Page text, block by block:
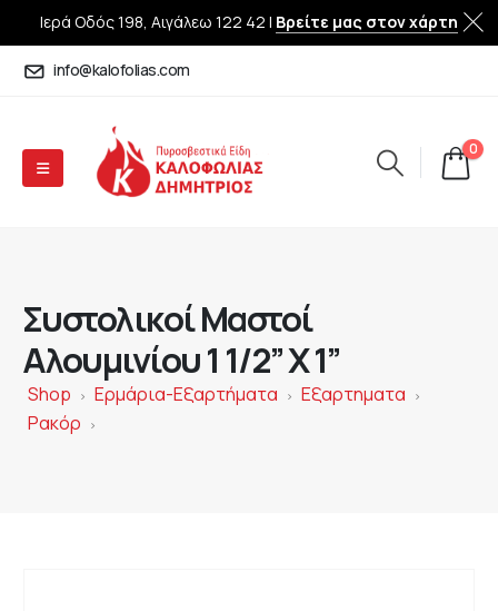
Ιερά Οδός 198, Αιγάλεω 122 42 | Βρείτε μας στον χάρτη
info@kalofolias.com
0
Συστολικοί Μαστοί
Αλουμινίου 1 1/2” X 1”
Shop > Ερμάρια-Εξαρτήματα > Εξαρτηματα >
Ρακόρ >